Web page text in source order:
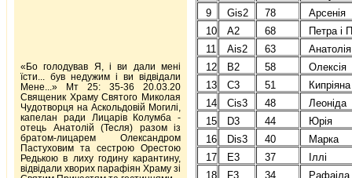
9
Gis2 78
Арсенія
10
A2 68
Петра і
11
Ais2 63
Анатолія
12
B2 58
Олексія
13
C3 51
Кипріяна
14
Cis3 48
Леоніда
15
D3 44
Юрія
16
Dis3 40
Марка
17
E3 37
Іллі
18
F3 34
Рафаіла
«Бо голодував Я, і ви дали мені
їсти... був недужим і ви відвідали
Мене...» Мт 25: 35-36 20.03.20
Священик Храму Святого Миколая
Чудотворця на Аскольдовій Могилі,
капелан ради Лицарів Колумба -
отець Анатолій (Тесля) разом із
братом-лицарем Олександром
Пастуховим та сестрою Орестою
Редькою в лиху годину карантину,
відвідали хворих парафіян Храму зі